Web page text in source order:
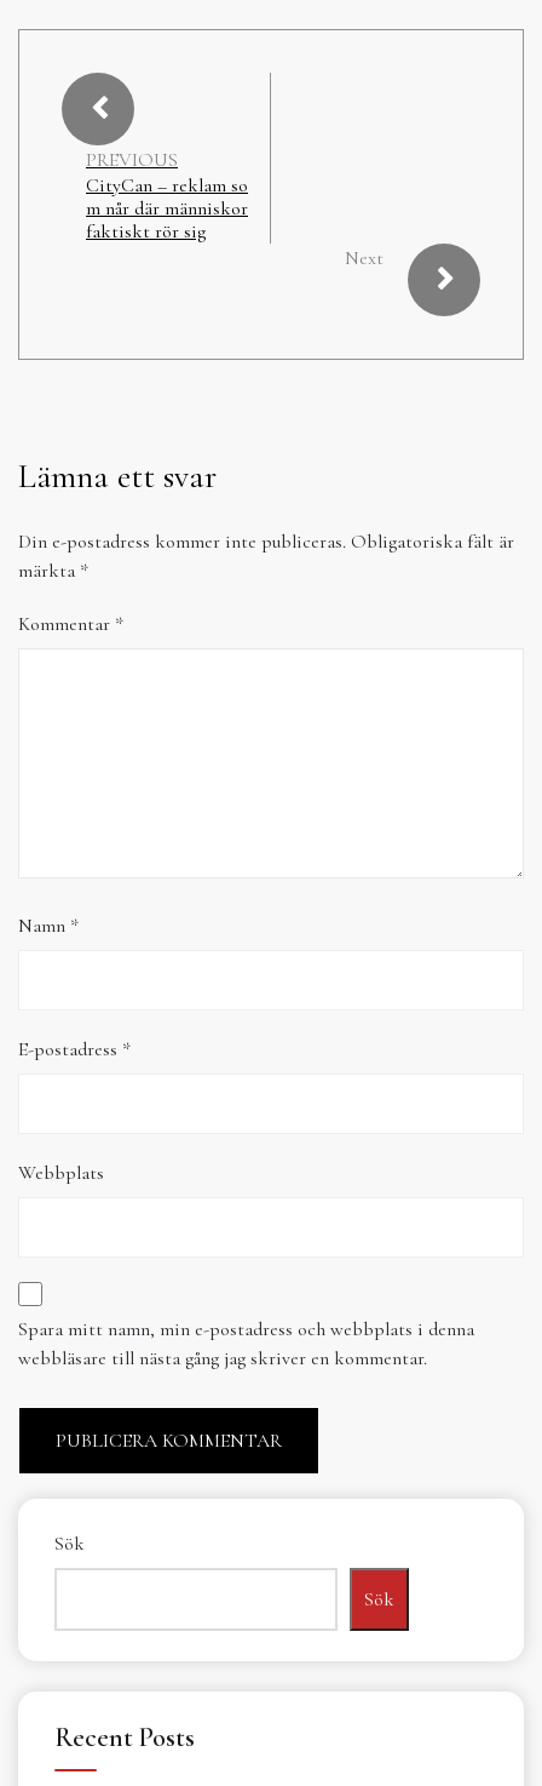
PREVIOUS
CityCan – reklam so
m når där människor
faktiskt rör sig
Next
Lämna ett svar
Din e-postadress kommer inte publiceras. Obligatoriska fält är
märkta *
Kommentar *
Namn *
E-postadress *
Webbplats
Spara mitt namn, min e-postadress och webbplats i denna
webbläsare till nästa gång jag skriver en kommentar.
Sök
Sök
Recent Posts